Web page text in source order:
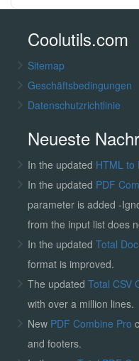
Coolutils.com
Sitemap
Geschäftsbedingungen
Datenschutzrichtlinie
Neueste
In the updated HTML to
In the updated PDF
parameter is added -
from the input list does
In the updated Total
format is improved.
The updated Total CSV
with over a million lines.
New PDF Combine Pro
and footers.